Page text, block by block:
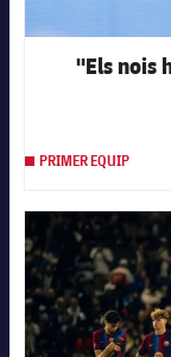
"Els nois
PRIMER EQUIP